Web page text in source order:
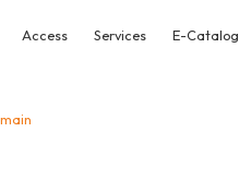
Access Services E-Catalog